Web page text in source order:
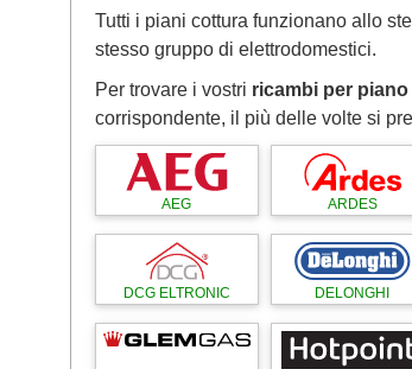
Tutti i piani cottura funzionano allo
stesso gruppo di elettrodomestici.
Per trovare i vostri ricambi per
corrispondente, il più delle volte si
AEG ARDES
DCG ELTRONIC DELONGHI